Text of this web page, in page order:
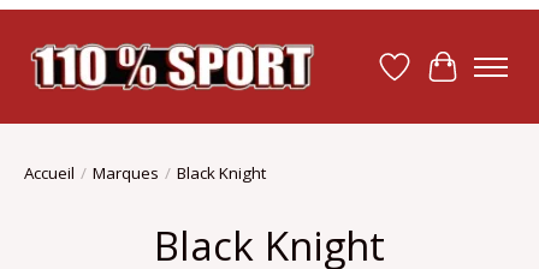
Liste dePanier
Accueil / Marques / Black Knight
Black Knight